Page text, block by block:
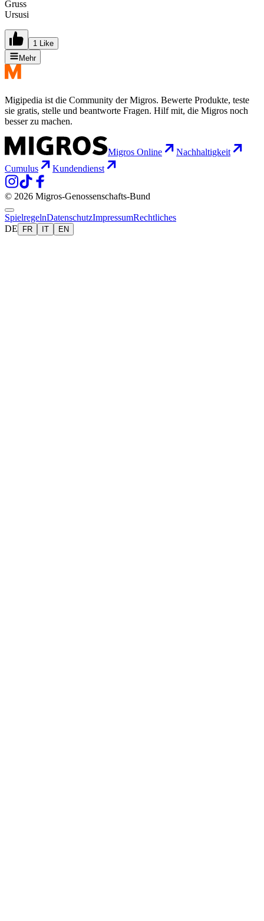
Gruss
Ursusi
1 Like
Mehr
Migipedia ist die Community der Migros. Bewerte Produkte, teste
sie gratis, stelle und beantworte Fragen. Hilf mit, die Migros noch
besser zu machen.
Migros Online
Nachhaltigkeit
Cumulus
Kundendienst
© 2026 Migros-Genossenschafts-Bund
SpielregelnDatenschutzImpressumRechtliches
DE
FR IT EN